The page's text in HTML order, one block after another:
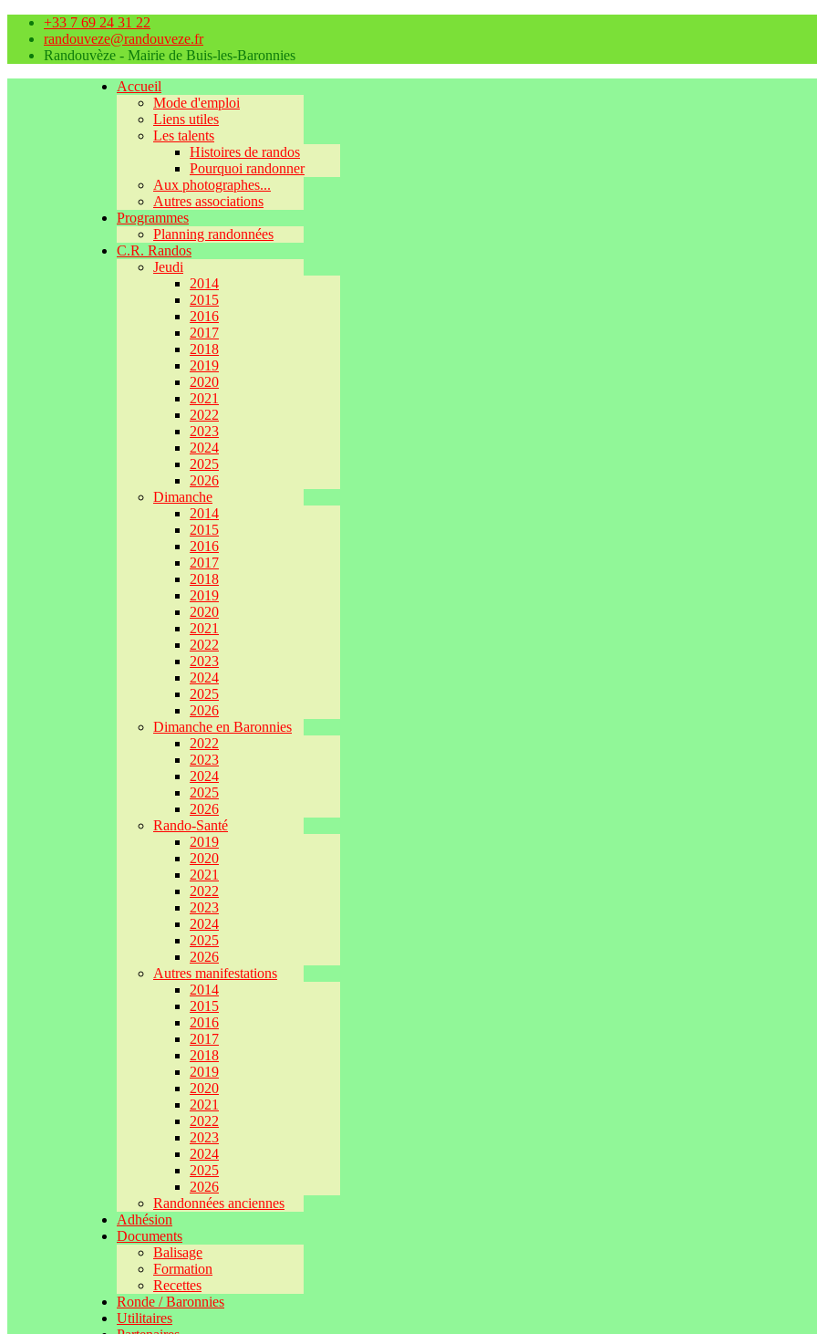
+33 7 69 24 31 22
randouveze@randouveze.fr
Randouvèze - Mairie de Buis-les-Baronnies
Accueil
Mode d'emploi
Liens utiles
Les talents
Histoires de randos
Pourquoi randonner
Aux photographes...
Autres associations
Programmes
Planning randonnées
C.R. Randos
Jeudi
2014
2015
2016
2017
2018
2019
2020
2021
2022
2023
2024
2025
2026
Dimanche
2014
2015
2016
2017
2018
2019
2020
2021
2022
2023
2024
2025
2026
Dimanche en Baronnies
2022
2023
2024
2025
2026
Rando-Santé
2019
2020
2021
2022
2023
2024
2025
2026
Autres manifestations
2014
2015
2016
2017
2018
2019
2020
2021
2022
2023
2024
2025
2026
Randonnées anciennes
Adhésion
Documents
Balisage
Formation
Recettes
Ronde / Baronnies
Utilitaires